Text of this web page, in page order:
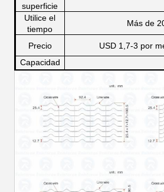
superficie
Utilice el
tiempo
Más de
Precio
USD 1,7-3 por
Capacidad
de
2000 metros
Cuatro tipos
Los Estados miembros
un sistema de
de los sistemas de